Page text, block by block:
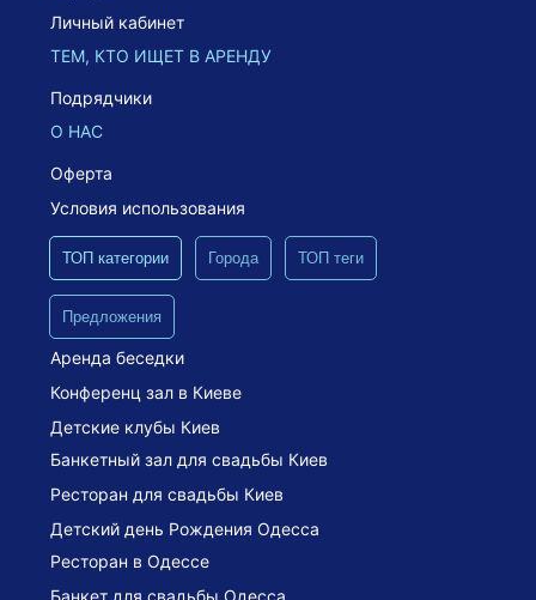
Личный кабинет
ТЕМ, КТО ИЩЕТ В АРЕНДУ
Подрядчики
О НАС
Оферта
Условия использования
ТОП категории Города ТОП теги
Предложения
Аренда беседки
Конференц зал в Киеве
Детские клубы Киев
Банкетный зал для свадьбы Киев
Ресторан для свадьбы Киев
Детский день Рождения Одесса
Ресторан в Одессе